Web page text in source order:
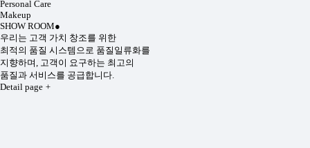
Personal Care
Makeup
SHOW ROOM●
우리는 고객 가치 창조를 위한
최적의 품질 시스템으로 품질일류화를
지향하며, 고객이 요구하는 최고의
품질과 서비스를 공급합니다.
Detail page +